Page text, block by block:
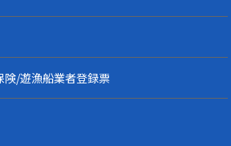
険/遊漁船業者登録票